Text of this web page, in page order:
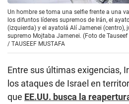
Un hombre se toma una selfie frente a una
los difuntos líderes supremos de Irán, el
(izquierda) y el ayatolá Alí Jamenei (centro),
supremo Mojtaba Jamenei. (Foto de Tauseef
/ TAUSEEF MUSTAFA
Entre sus últimas exigencias,
los ataques de Israel en
que EE.UU. busca la